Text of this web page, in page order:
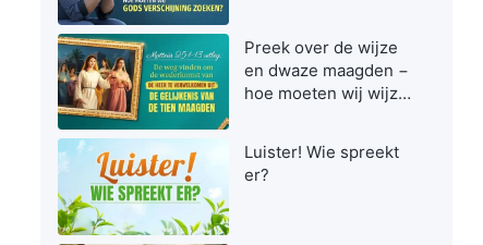
werken?
Preek over de wijze
en dwaze maagden −
hoe moeten wij wijze
Heer
Luister! Wie spreekt
er?